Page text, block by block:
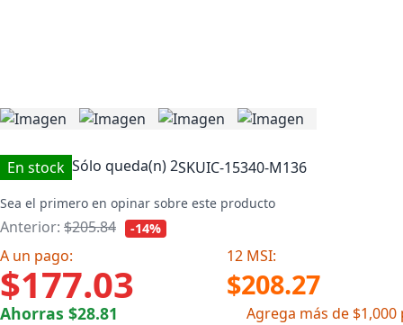
En stock Sólo queda(n)2SKUIC-15340-M136
Sea el primero en opinar sobre este producto
Anterior: $205.84 -14%
A un pago: 12 MSI:
$177.03 $208.27
Ahorras $28.81
Agrega más de $1,000